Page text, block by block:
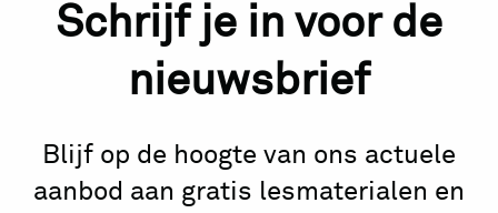
Schrijf je in voor de
nieuwsbrief
Blijf op de hoogte van ons actuele
aanbod aan gratis lesmaterialen en